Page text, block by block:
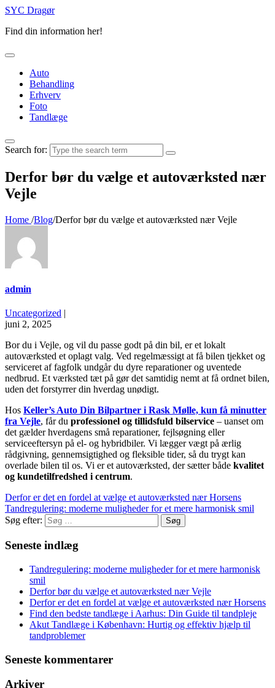
SYC Dragør
Find din information her!
Auto
Behandling
Erhverv
Foto
Tandlæge
Search for:
Derfor bør du vælge et autoværksted nær
Vejle
Home /Blog/Derfor bør du vælge et autoværksted nær Vejle
admin
Uncategorized |
juni 2, 2025
Bor du i Vejle, og vil du passe godt på din bil, er et lokalt
autoværksted et oplagt valg. Ved regelmæssigt at få bilen tjekket og
serviceret af fagfolk undgår du dyre reparationer og uventede
nedbrud. Et værksted tæt på gør det samtidig nemt at få ordnet bilen,
uden det forstyrrer din hverdag unødigt.
Hos Keller’s Auto Din Bilpartner i Rask Mølle, kun få minutter
fra Vejle, får du professionel og tillidsfuld bilservice – uanset om
det gælder hverdagens små reparationer, fejlsøgning eller
serviceeftersyn på el- og hybridbiler. Vi lægger vægt på ærlig
rådgivning, gennemsigtighed og fleksible tider, så du trygt kan
overlade bilen til os. Vi er et autoværksted, der sætter både kvalitet
og kundetilfredshed i centrum.
Derfor er det en fordel at vælge et autoværksted nær Horsens
Tandregulering: moderne muligheder for et mere harmonisk smil
Søg efter:
Seneste indlæg
Tandregulering: moderne muligheder for et mere harmonisk
smil
Derfor bør du vælge et autoværksted nær Vejle
Derfor er det en fordel at vælge et autoværksted nær Horsens
Find den bedste tandlæge i Aarhus: Din Guide til tandpleje
Akut Tandlæge i København: Hurtig og effektiv hjælp til
tandproblemer
Seneste kommentarer
Arkiver